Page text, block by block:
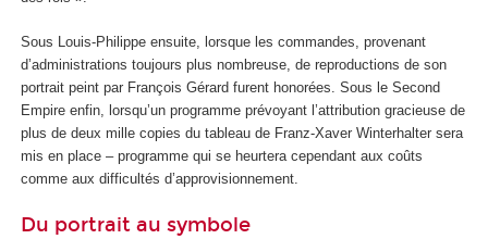
Sous Louis-Philippe ensuite, lorsque les commandes, provenant
d’administrations toujours plus nombreuse, de reproductions de son
portrait peint par François Gérard furent honorées. Sous le Second
Empire enfin, lorsqu’un programme prévoyant l’attribution gracieuse de
plus de deux mille copies du tableau de Franz-Xaver Winterhalter sera
mis en place – programme qui se heurtera cependant aux coûts
comme aux difficultés d’approvisionnement.
Du portrait au symbole